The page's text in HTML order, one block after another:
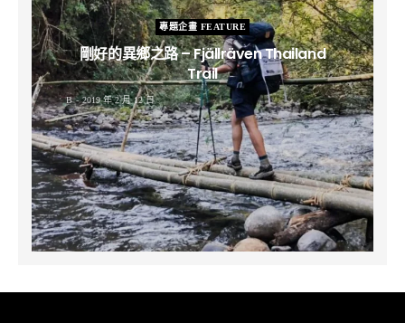
專題企畫 FEATURE
剛好的異鄉之路 – Fjällräven Thailand
Trail
B 2019 年 2 月 12 日